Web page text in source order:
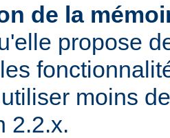
de la
propose
moins
2.2.x.